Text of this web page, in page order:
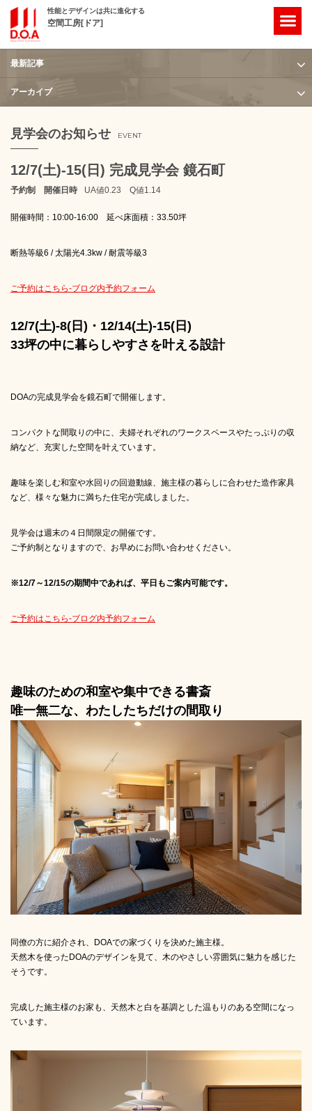
性能とデザインは共に進化する
空間工房[ドア]
ホーム
最新記事
アーカイブ
見学会のお知らせ EVENT
12/7(土)-15(日) 完成見学会 鏡石町
予約制 開催日時 UA値0.23 Q値1.14
開催時間：10:00-16:00 延べ床面積：33.50坪
断熱等級6 / 太陽光4.3kw / 耐震等級3
ご予約はこちら-ブログ内予約フォーム
12/7(土)-8(日)・12/14(土)-15(日)
33坪の中に暮らしやすさを叶える設計
DOAの完成見学会を鏡石町で開催します。
コンパクトな間取りの中に、夫婦それぞれのワークスペースやたっぷりの収
納など、充実した空間を叶えています。
趣味を楽しむ和室や水回りの回遊動線、施主様の暮らしに合わせた造作家具
など、様々な魅力に満ちた住宅が完成しました。
見学会は週末の４日間限定の開催です。
ご予約制となりますので、お早めにお問い合わせください。
※12/7～12/15の期間中であれば、平日もご案内可能です。
ご予約はこちら-ブログ内予約フォーム
趣味のための和室や集中できる書斎
唯一無二な、わたしたちだけの間取り
同僚の方に紹介され、DOAでの家づくりを決めた施主様。
天然木を使ったDOAのデザインを見て、木のやさしい雰囲気に魅力を感じた
そうです。
完成した施主様のお家も、天然木と白を基調とした温もりのある空間になっ
ています。